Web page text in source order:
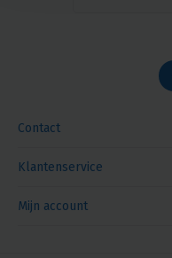
Contact
Klantenservice
Mijn account